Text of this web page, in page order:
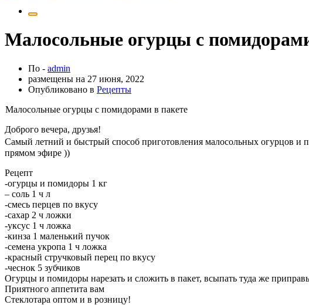
Малосольные огурцы с
По - admin
размещены на 27 июня, 2022
Опубликовано в Рецепты
Малосольные огурцы с помидорами в пакете
Доброго вечера, друзья!
Самый летний и быстрый способ приготовления малосольных огурцов
прямом эфире ))
Рецепт
-огурцы и помидоры 1 кг
– соль 1 ч л
-смесь перцев по вкусу
-сахар 2 ч ложки
-уксус 1 ч ложка
-кинза 1 маленький пучок
-семена укропа 1 ч ложка
-красный стручковый перец по вкусу
-чеснок 5 зубчиков
Огурцы и помидоры нарезать и сложить в пакет, всыпать туда же
Приятного аппетита вам
Стеклотара оптом и в розницу!